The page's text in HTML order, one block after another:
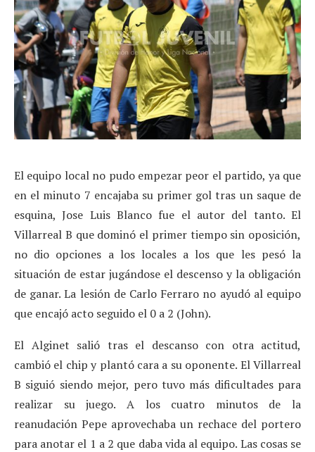
El equipo local no pudo empezar peor el partido, ya que
en el minuto 7 encajaba su primer gol tras un saque de
esquina, Jose Luis Blanco fue el autor del tanto. El
Villarreal B que dominó el primer tiempo sin oposición,
no dio opciones a los locales a los que les pesó la
situación de estar jugándose el descenso y la obligación
de ganar. La lesión de Carlo Ferraro no ayudó al equipo
que encajó acto seguido el 0 a 2 (John).
El Alginet salió tras el descanso con otra actitud,
cambió el chip y plantó cara a su oponente. El Villarreal
B siguió siendo mejor, pero tuvo más dificultades para
realizar su juego. A los cuatro minutos de la
reanudación Pepe aprovechaba un rechace del portero
para anotar el 1 a 2 que daba vida al equipo. Las cosas se